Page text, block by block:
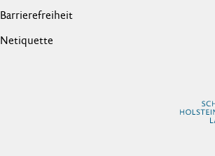
Barrierefreiheit
Netiquette